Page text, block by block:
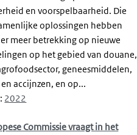
en voorspelbaarheid. Die
oplossingen hebben
meer betrekking op nieuwe
op het gebied van douane,
geneesmiddelen,
accijnzen, en op...
2022
Commissie vraagt in het